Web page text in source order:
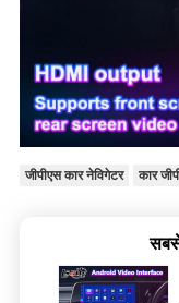
जीपीएस कार नेविगेटर कार
सबसे